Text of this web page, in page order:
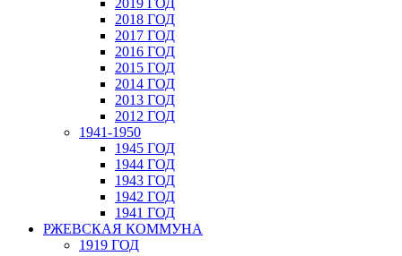
2019 ГОД
2018 ГОД
2017 ГОД
2016 ГОД
2015 ГОД
2014 ГОД
2013 ГОД
2012 ГОД
1941-1950
1945 ГОД
1944 ГОД
1943 ГОД
1942 ГОД
1941 ГОД
РЖЕВСКАЯ КОММУНА
1919 ГОД